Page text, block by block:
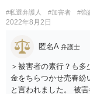
#私選弁護人 #加害者 #強
2022年8月2日
匿名A 弁護士
＞被害者の素行？も
金をちらつかせ売春紛
と言われました。 被